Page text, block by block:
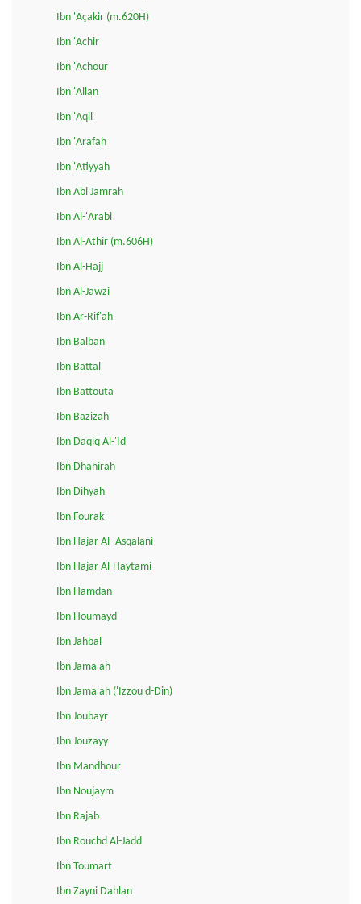
Ibn 'Açakir (m.620H)
Ibn 'Achir
Ibn 'Achour
Ibn 'Allan
Ibn 'Aqil
Ibn 'Arafah
Ibn 'Atiyyah
Ibn Abi Jamrah
Ibn Al-'Arabi
Ibn Al-Athir (m.606H)
Ibn Al-Hajj
Ibn Al-Jawzi
Ibn Ar-Rif'ah
Ibn Balban
Ibn Battal
Ibn Battouta
Ibn Bazizah
Ibn Daqiq Al-'Id
Ibn Dhahirah
Ibn Dihyah
Ibn Fourak
Ibn Hajar Al-'Asqalani
Ibn Hajar Al-Haytami
Ibn Hamdan
Ibn Houmayd
Ibn Jahbal
Ibn Jama'ah
Ibn Jama'ah ('Izzou d-Din)
Ibn Joubayr
Ibn Jouzayy
Ibn Mandhour
Ibn Noujaym
Ibn Rajab
Ibn Rouchd Al-Jadd
Ibn Toumart
Ibn Zayni Dahlan